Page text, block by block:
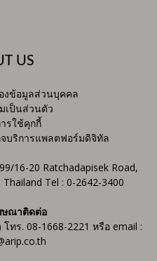
US
งข้อมูลส่วนบุคคล
เป็นส่วนตัว
รใช้คุกกี้
บริการแพลตฟอร์มดิจิทัล
16-20 Ratchadapisek Road,
Tel : 0-2642-3400
ษณาติดต่อ
ร. 08-1668-2221 หรือ email :